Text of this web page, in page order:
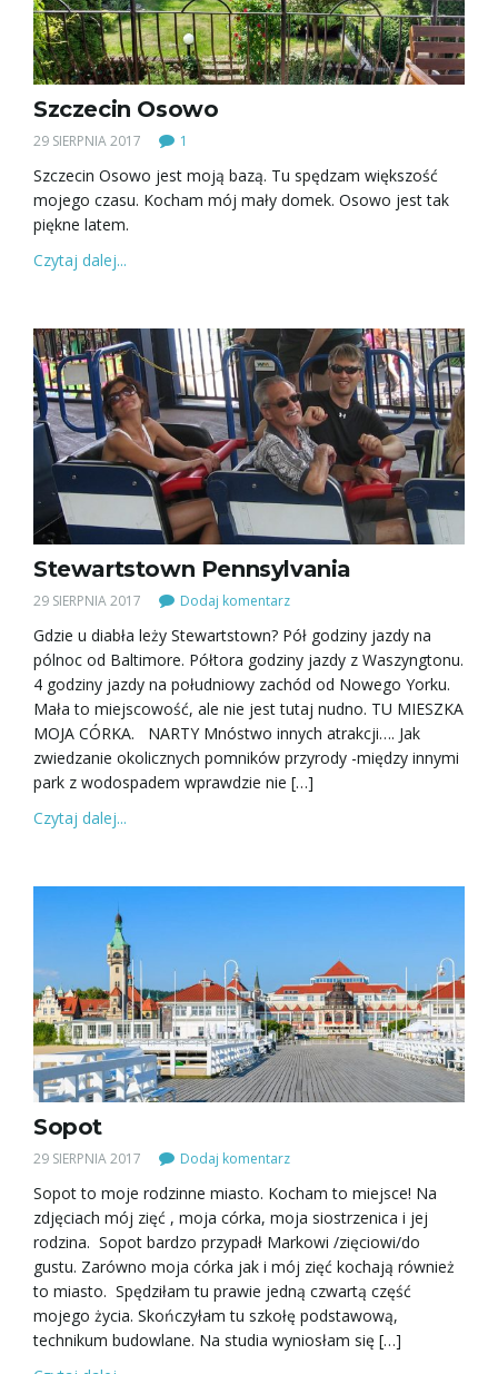
Szczecin Osowo
29 SIERPNIA 2017 1
Szczecin Osowo jest moją bazą. Tu spędzam większość
mojego czasu. Kocham mój mały domek. Osowo jest tak
piękne latem.
Czytaj dalej...
Stewartstown Pennsylvania
29 SIERPNIA 2017 Dodaj komentarz
Gdzie u diabła leży Stewartstown? Pół godziny jazdy na
pólnoc od Baltimore. Półtora godziny jazdy z Waszyngtonu.
4 godziny jazdy na południowy zachód od Nowego Yorku.
Mała to miejscowość, ale nie jest tutaj nudno. TU MIESZKA
MOJA CÓRKA. NARTY Mnóstwo innych atrakcji…. Jak
zwiedzanie okolicznych pomników przyrody -między innymi
park z wodospadem wprawdzie nie […]
Czytaj dalej...
Sopot
29 SIERPNIA 2017 Dodaj komentarz
Sopot to moje rodzinne miasto. Kocham to miejsce! Na
zdjęciach mój zięć , moja córka, moja siostrzenica i jej
rodzina. Sopot bardzo przypadł Markowi /zięciowi/do
gustu. Zarówno moja córka jak i mój zięć kochają również
to miasto. Spędziłam tu prawie jedną czwartą część
mojego życia. Skończyłam tu szkołę podstawową,
technikum budowlane. Na studia wyniosłam się […]